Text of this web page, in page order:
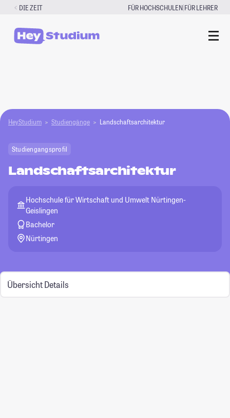
Zum
springen
DIE ZEIT FÜR HOCHSCHULEN|FÜR LEHRER
HeyStudium Studiengänge Landschaftsarchitektur
Studiengangsprofil
Landschaftsarchitektur
Hochschule für Wirtschaft und Umwelt Nürtingen-
Geislingen
Bachelor
Nürtingen
Übersicht Details